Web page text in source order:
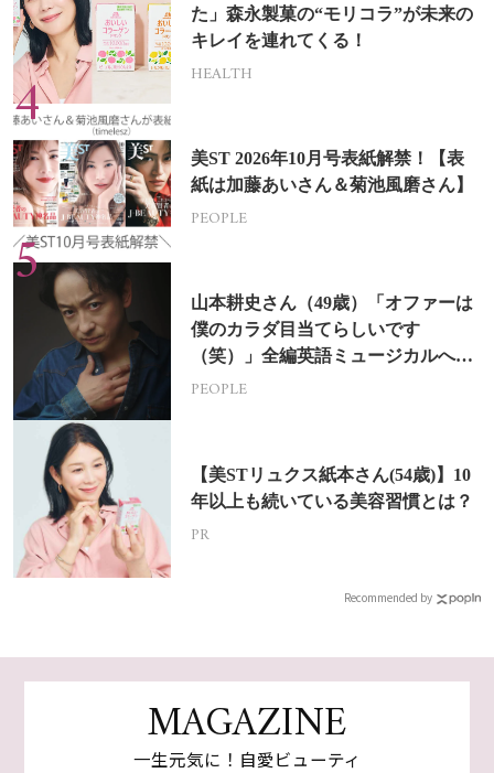
た」森永製菓の“モリコラ”が未来の
キレイを連れてくる！
HEALTH
美ST 2026年10月号表紙解禁！【表
紙は加藤あいさん＆菊池風磨さん】
PEOPLE
山本耕史さん（49歳）「オファーは
僕のカラダ目当てらしいです
（笑）」全編英語ミュージカルへの
挑戦
PEOPLE
【美STリュクス紙本さん(54歳)】10
年以上も続いている美容習慣とは？
PR
Recommended by
MAGAZINE
一生元気に！自愛ビューティ